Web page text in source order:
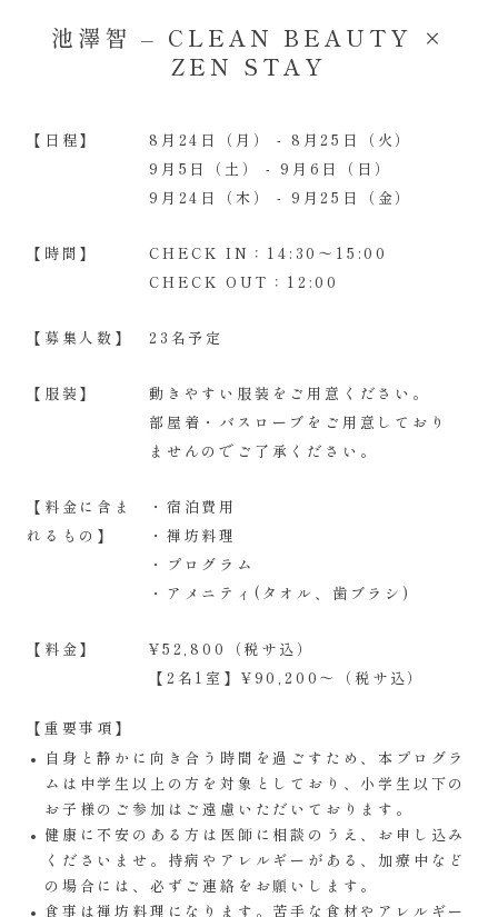
池澤智 – CLEAN BEAUTY ×
ZEN STAY
【日程】
8月24日（月） - 8月25日（火）
9月5日（土） - 9月6日（日）
9月24日（木） - 9月25日（金）
【時間】
CHECK IN：14:30〜15:00
CHECK OUT：12:00
【募集人数】 23名予定
【服装】
動きやすい服装をご用意ください。
部屋着・バスローブをご用意しており
ませんのでご了承ください。
【料金に含ま
れるもの】
・宿泊費用
・禅坊料理
・プログラム
​・アメニティ(タオル、歯ブラシ)
【料金】
¥52,800（税サ込）
【2名1室】¥90,200〜（税サ込）
【重要事項】
自身と静かに向き合う時間を過ごすため、本プログラ
ムは中学生以上の方を対象としており、小学生以下の
お子様のご参加はご遠慮いただいております。
健康に不安のある方は医師に相談のうえ、お申し込み
くださいませ。持病やアレルギーがある、加療中など
の場合には、必ずご連絡をお願いします。
食事は禅坊料理になります。苦手な食材やアレルギー